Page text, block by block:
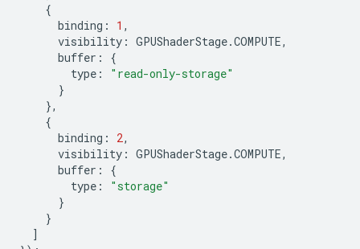
{
binding : 1 ,
visibility : GPUShaderStage.COMPUTE,
buffer :
{
type :
"read-only-storage"
}
},
{
binding : 2,
visibility : GPUShaderStage.COMPUTE,
buffer :
{
type :
"storage"
}
}
]